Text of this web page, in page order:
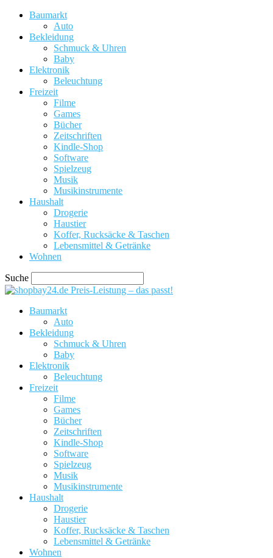
Baumarkt
Auto
Bekleidung
Schmuck & Uhren
Baby
Elektronik
Beleuchtung
Freizeit
Filme
Games
Bücher
Zeitschriften
Kindle-Shop
Software
Spielzeug
Musik
Musikinstrumente
Haushalt
Drogerie
Haustier
Koffer, Rucksäcke & Taschen
Lebensmittel & Getränke
Wohnen
Suche
Preis-Leistung – das passt!
Baumarkt
Auto
Bekleidung
Schmuck & Uhren
Baby
Elektronik
Beleuchtung
Freizeit
Filme
Games
Bücher
Zeitschriften
Kindle-Shop
Software
Spielzeug
Musik
Musikinstrumente
Haushalt
Drogerie
Haustier
Koffer, Rucksäcke & Taschen
Lebensmittel & Getränke
Wohnen